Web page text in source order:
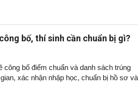
bố, thí sinh cần chuẩn bị gì?
bố điểm chuẩn và danh sách trúng
xác nhận nhập học, chuẩn bị hồ sơ và